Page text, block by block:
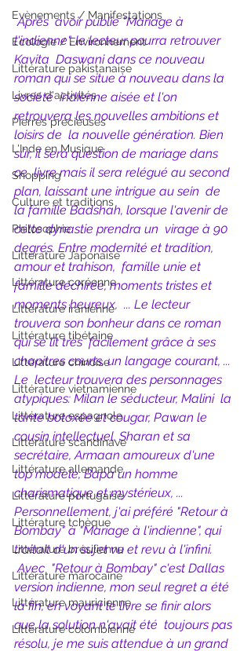
Evènements / Manifestations
Ecologie / Environnement
Littérature pakistanaise
Livres d'activités
Pierres précieuses
L'Inde en Musique
Shopping
Culture et traditions
Philosophie
Littérature Japonaise
Littérature coréenne
Littérature iranienne
Littérature tibétaine
Littérature chinoise
Littérature vietnamienne
Littérature espagnole
Littérature scandinave
Littérature allemande
Littérature portugaise
Littérature tchèque
Littérature brésilienne
Littérature marocaine
Littérature mauricienne
Littérature colombienne
Après  avoir publié "Mariage à
l'indienne", le lecteur pourra retrouver
Kavita  Daswani dans ce nouveau
roman qui se situe à nouveau dans la
société  indienne aisée et l'on
retrouvera les nouvelles ambitions et
loisirs de  la nouvelle génération. Bien
sûr, il sera question de mariage dans
ce  livre mais il sera relégué au second
plan, laissant une intrigue au sein  de
la famille Badshah, lorsque l'avenir de
cette dynastie prendra un  virage à 90
degrés. Entre modernité et tradition,
amour et trahison,  famille unie et
famille déchirée, moments tristes et
moments heureux,  ... Le lecteur
trouvera son bonheur dans ce roman
qui se lit très  facilement grâce à ses
chapitres courts, un langage courant, ...
Le  lecteur trouvera des personnages
atypiques: Milan le séducteur, Malini  la
tante botoxée et cougar, Pawan le
cousin intellectuel, Sharan et sa
secrétaire, Armaan amoureux d'une
top modèle, Bapa un homme
charismatique et mystérieux, ...
Personnellement, j'ai préféré "Retour à
Bombay" à "Mariage à l'indienne", qui
traitait d'un sujet vu et revu à l'infini.
Avec  "Retour à Bombay" c'est Dallas
version indienne, mon seul regret a été
la fin, en voyant le livre se finir alors
que la solution n'avait été  toujours pas
résolu, je me suis attendue à un grand